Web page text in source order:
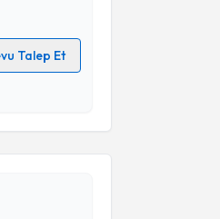
Talep Et
takvimi talebi
bir takvim